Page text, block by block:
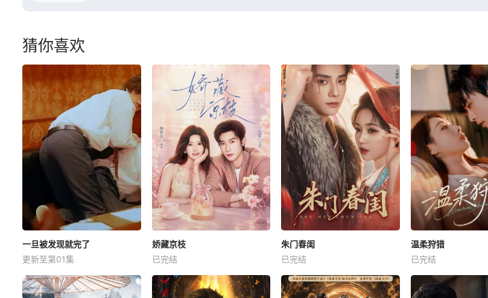
猜你喜欢
一旦被发现就完了
更新至第01集
娇藏京枝
已完结
朱门春闺
已完结
温柔狩猎
已完结